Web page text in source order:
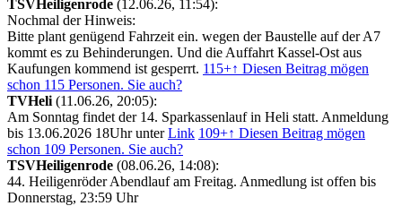
TSVHeiligenrode (12.06.26, 11:54):
Nochmal der Hinweis:
Bitte plant genügend Fahrzeit ein. wegen der Baustelle auf der A7
kommt es zu Behinderungen. Und die Auffahrt Kassel-Ost aus
Kaufungen kommend ist gesperrt. 115+↑ Diesen Beitrag mögen
schon 115 Personen. Sie auch?
TVHeli (11.06.26, 20:05):
Am Sonntag findet der 14. Sparkassenlauf in Heli statt. Anmeldung
bis 13.06.2026 18Uhr unterLink 109+↑ Diesen Beitrag mögen
schon 109 Personen. Sie auch?
TSVHeiligenrode (08.06.26, 14:08):
44. Heiligenröder Abendlauf am Freitag. Anmedlung ist offen bis
Donnerstag, 23:59 Uhr